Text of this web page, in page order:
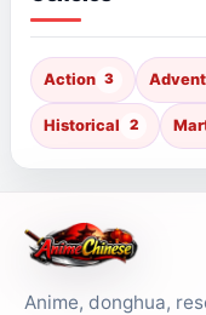
Action 3
Historical 2
Anime, donghua,